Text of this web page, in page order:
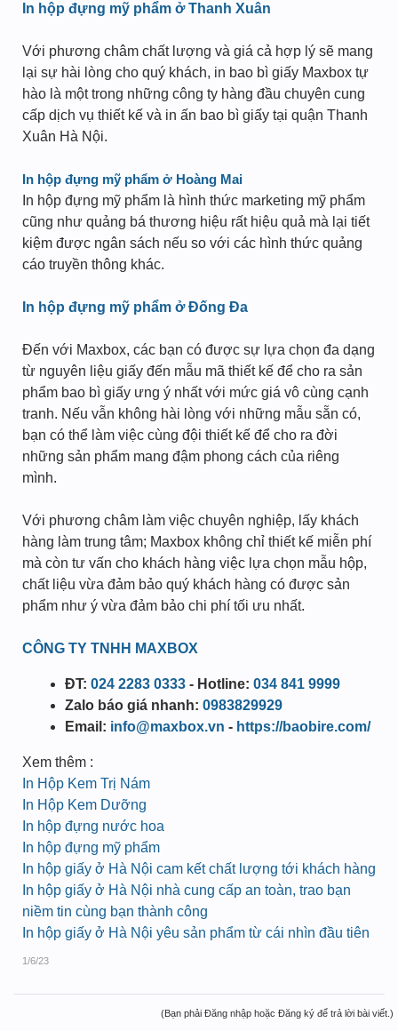
In hộp đựng mỹ phẩm ở Thanh Xuân
Với phương châm chất lượng và giá cả hợp lý sẽ mang
lại sự hài lòng cho quý khách, in bao bì giấy Maxbox tự
hào là một trong những công ty hàng đầu chuyên cung
cấp dịch vụ thiết kế và in ấn bao bì giấy tại quận Thanh
Xuân Hà Nội.
In hộp đựng mỹ phẩm ở Hoàng Mai
In hộp đựng mỹ phẩm là hình thức marketing mỹ phẩm
cũng như quảng bá thương hiệu rất hiệu quả mà lại tiết
kiệm được ngân sách nếu so với các hình thức quảng
cáo truyền thông khác.
In hộp đựng mỹ phẩm ở Đống Đa
Đến với Maxbox, các bạn có được sự lựa chọn đa dạng
từ nguyên liệu giấy đến mẫu mã thiết kế để cho ra sản
phẩm bao bì giấy ưng ý nhất với mức giá vô cùng cạnh
tranh. Nếu vẫn không hài lòng với những mẫu sẵn có,
bạn có thể làm việc cùng đội thiết kế để cho ra đời
những sản phẩm mang đậm phong cách của riêng
mình.
Với phương châm làm việc chuyên nghiệp, lấy khách
hàng làm trung tâm; Maxbox không chỉ thiết kế miễn phí
mà còn tư vấn cho khách hàng việc lựa chọn mẫu hộp,
chất liệu vừa đảm bảo quý khách hàng có được sản
phẩm như ý vừa đảm bảo chi phí tối ưu nhất.
CÔNG TY TNHH MAXBOX
ĐT: 024 2283 0333 - Hotline: 034 841 9999
Zalo báo giá nhanh: 0983829929
Email: info@maxbox.vn - https://baobire.com/
Xem thêm :
In Hộp Kem Trị Nám
In Hộp Kem Dưỡng
In hộp đựng nước hoa
In hộp đựng mỹ phẩm
In hộp giấy ở Hà Nội cam kết chất lượng tới khách hàng
In hộp giấy ở Hà Nội nhà cung cấp an toàn, trao bạn
niềm tin cùng bạn thành công
In hộp giấy ở Hà Nội yêu sản phẩm từ cái nhìn đầu tiên
1/6/23
(Bạn phải Đăng nhập hoặc Đăng ký để trả lời bài viết.)